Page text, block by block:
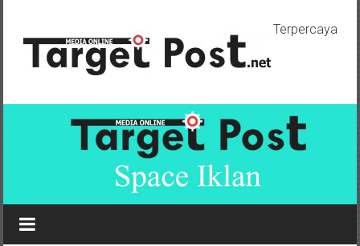
konten
Terpercaya